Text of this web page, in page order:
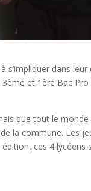
dans
et 1ère Bac Pro
que tout le
la commune. Les
ces 4